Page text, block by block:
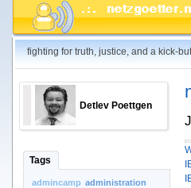
fighting for truth, justice, and a kick-
Detlev Poettgen
Tags
admincamp administration